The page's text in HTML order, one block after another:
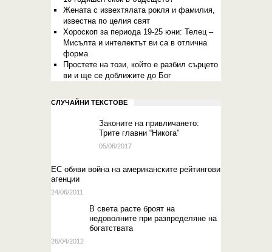
Жената с извехтялата рокля и фамилия,
известна по целия свят
Хороскоп за периода 19-25 юни: Teлeц –
Мисълта и интелектът ви са в отлична
форма
Простете на този, който е разбил сърцето
ви и ще се доближите до Бог
СЛУЧАЙНИ ТЕКСТОВЕ
Законите на привличането:
Трите главни “Никога”
05/06/2017
ЕС обяви война на американските рейтингови
агенции
24/06/2011
В света расте броят на
недоволните при разпределяне на
богатствата
26/04/2012